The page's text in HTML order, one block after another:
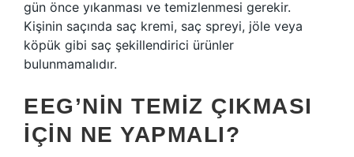
gün önce yıkanması ve temizlenmesi gerekir.
Kişinin saçında saç kremi, saç spreyi, jöle veya
köpük gibi saç şekillendirici ürünler
bulunmamalıdır.
EEG’NIN TEMIZ ÇIKMASI
IÇIN NE YAPMALI?